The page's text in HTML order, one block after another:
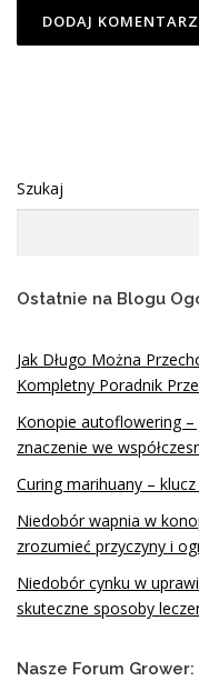
Szukaj
Ostatnie na Blogu
Jak Długo Można
Kompletny Poradnik
Konopie autoflowering
znaczenie we
Curing marihuany –
Niedobór wapnia w
zrozumieć przyczyny i
Niedobór cynku w
skuteczne sposoby
Nasze Forum Grower: